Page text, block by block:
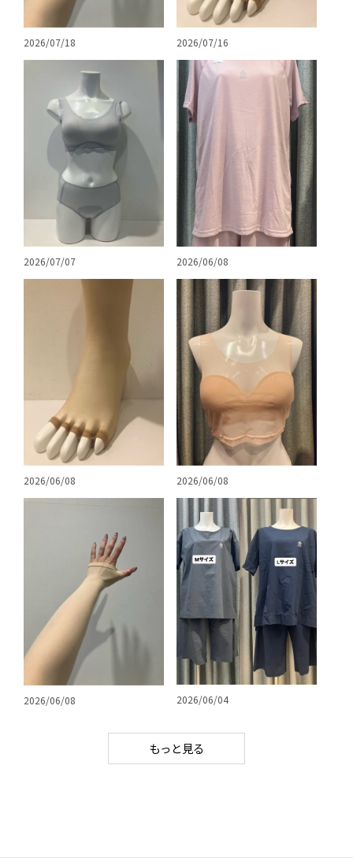
2026/07/18 2026/07/16
2026/07/07 2026/06/08
2026/06/08 2026/06/08
2026/06/08 2026/06/04
もっと見る